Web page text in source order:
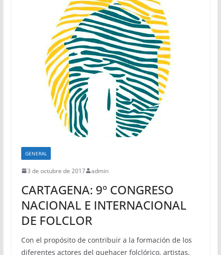
GENERAL
3 de octubre de 2017 admin
CARTAGENA: 9º CONGRESO
NACIONAL E INTERNACIONAL
DE FOLCLOR
Con el propósito de contribuir a la formación de los
diferentes actores del quehacer folclórico, artistas,